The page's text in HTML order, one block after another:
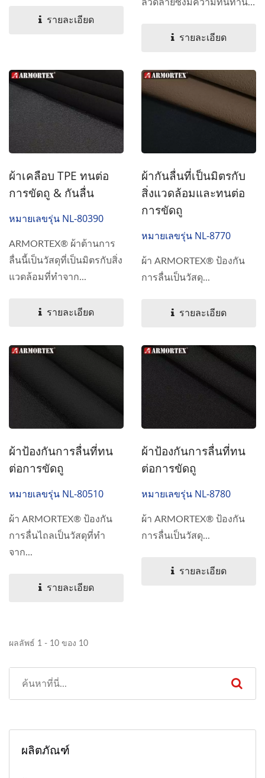
รายละเอียด
ลวดลายซึ่งมีความทนทาน
ขัดถูที่ยอดเยี่ยม...
รายละเอียด
ผ้าเคลือบ TPE ทนต่อ
การขัดถู & กันลื่น
หมายเลขรุ่น NL-80390
ARMORTEX® ผ้าต้านการ
ลื่นนี้เป็นวัสดุที่เป็นมิตรกับสิ่ง
แวดล้อมที่ทำจาก...
รายละเอียด
ผ้ากันลื่นที่เป็นมิตรกับ
สิ่งแวดล้อมและทนต่อ
การขัดถู
หมายเลขรุ่น NL-8770
ผ้า ARMORTEX® ป้องกัน
การลื่นเป็นวัสดุ...
รายละเอียด
ผ้าป้องกันการลื่นที่ทน
ต่อการขัดถู
หมายเลขรุ่น NL-80510
ผ้า ARMORTEX® ป้องกัน
การลื่นไถลเป็นวัสดุที่ทำ
จาก...
รายละเอียด
ผ้าป้องกันการลื่นที่ทน
ต่อการขัดถู
หมายเลขรุ่น NL-8780
ผ้า ARMORTEX® ป้องกัน
การลื่นเป็นวัสดุ...
รายละเอียด
ผลลัพธ์ 1 - 10 ของ 10
ผลิตภัณฑ์